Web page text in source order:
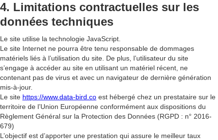
4. Limitations contractuelles sur les
données techniques
Le site utilise la technologie JavaScript.
Le site Internet ne pourra être tenu responsable de dommages
matériels liés à l’utilisation du site. De plus, l’utilisateur du site
s’engage à accéder au site en utilisant un matériel récent, ne
contenant pas de virus et avec un navigateur de dernière génération
mis-à-jour.
Le site https://www.data-bird.co est hébergé chez un prestataire sur le
territoire de l’Union Européenne conformément aux dispositions du
Règlement Général sur la Protection des Données (RGPD : n° 2016-
679)
L’objectif est d’apporter une prestation qui assure le meilleur taux